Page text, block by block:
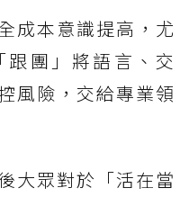
成本意識提高，尤
團」將語言、交
風險，交給專業領
大眾對於「活在當